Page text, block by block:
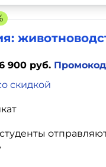
900 руб. Промокод
скидкой